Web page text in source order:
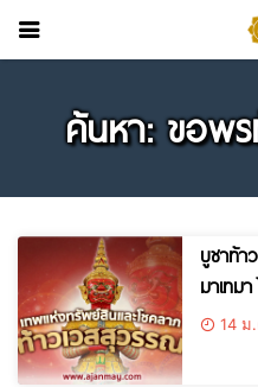
ค้นหา: ขอพ
บูชาท้า
มาเทม
14 ม